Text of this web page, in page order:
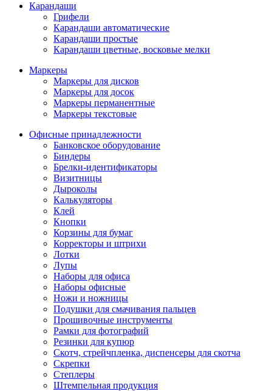
Карандаши
Грифели
Карандаши автоматические
Карандаши простые
Карандаши цветные, восковые мелки
Маркеры
Маркеры для дисков
Маркеры для досок
Маркеры перманентные
Маркеры текстовые
Офисные принадлежности
Банковское оборудование
Биндеры
Брелки-идентификаторы
Визитницы
Дыроколы
Калькуляторы
Клей
Кнопки
Корзины для бумаг
Корректоры и штрихи
Лотки
Лупы
Наборы для офиса
Наборы офисные
Ножи и ножницы
Подушки для смачивания пальцев
Прошивочные инструменты
Рамки для фотографий
Резинки для купюр
Скотч, стрейчпленка, диспенсеры для скотча
Скрепки
Степлеры
Штемпельная продукция